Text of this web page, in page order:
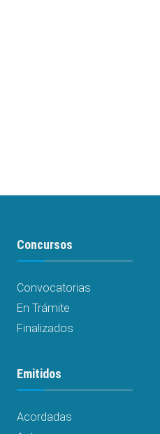
Concursos
Convocatorias
En Trámite
Finalizados
Emitidos
Acordadas